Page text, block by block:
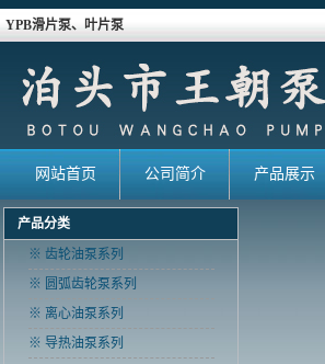
YPB滑片泵、叶片泵
网站首页 公司简介 产品展示
产品分类
※ 齿轮油泵系列
※ 圆弧齿轮泵系列
※ 离心油泵系列
※ 导热油泵系列